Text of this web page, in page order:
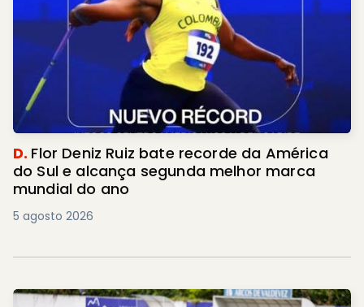
D. Flor Deniz Ruiz bate recorde da América
do Sul e alcança segunda melhor marca
mundial do ano
5 agosto 2026